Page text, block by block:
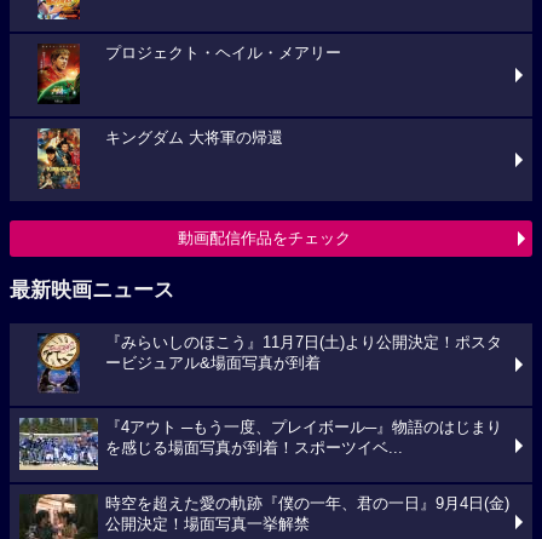
プロジェクト・ヘイル・メアリー
キングダム 大将軍の帰還
動画配信作品をチェック
最新映画ニュース
『みらいしのほこう』11月7日(土)より公開決定！ポスタ
ービジュアル&場面写真が到着
『4アウト ─もう一度、プレイボール─』物語のはじまり
を感じる場面写真が到着！スポーツイベ...
時空を超えた愛の軌跡『僕の一年、君の一日』9月4日(金)
公開決定！場面写真一挙解禁